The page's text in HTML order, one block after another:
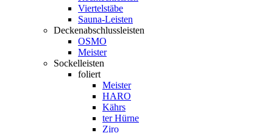
Viertelstäbe
Sauna-Leisten
Deckenabschlussleisten
OSMO
Meister
Sockelleisten
foliert
Meister
HARO
Kährs
ter Hürne
Ziro